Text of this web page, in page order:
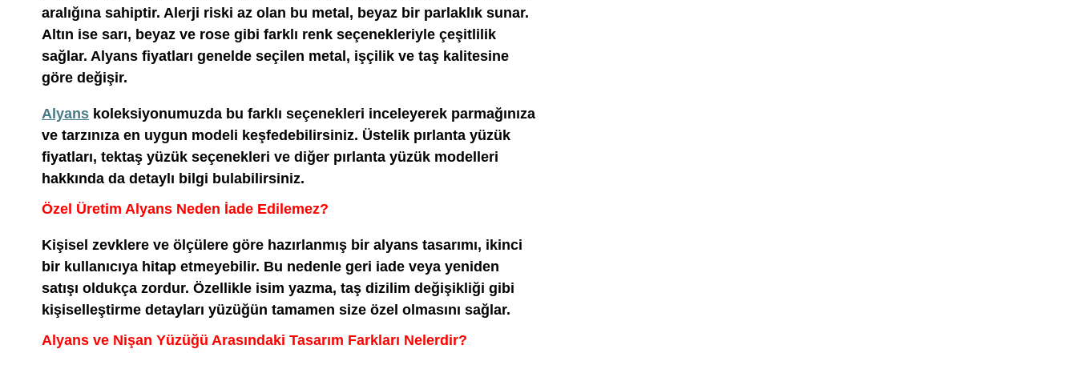
aralığına sahiptir. Alerji riski az olan bu metal, beyaz bir parlaklık sunar.
Altın ise sarı, beyaz ve rose gibi farklı renk seçenekleriyle çeşitlilik
sağlar. Alyans fiyatları genelde seçilen metal, işçilik ve taş kalitesine
göre değişir.
Alyans koleksiyonumuzda bu farklı seçenekleri inceleyerek parmağınıza
ve tarzınıza en uygun modeli keşfedebilirsiniz. Üstelik pırlanta yüzük
fiyatları, tektaş yüzük seçenekleri ve diğer pırlanta yüzük modelleri
hakkında da detaylı bilgi bulabilirsiniz.
Özel Üretim Alyans Neden İade Edilemez?
Kişisel zevklere ve ölçülere göre hazırlanmış bir alyans tasarımı, ikinci
bir kullanıcıya hitap etmeyebilir. Bu nedenle geri iade veya yeniden
satışı oldukça zordur. Özellikle isim yazma, taş dizilim değişikliği gibi
kişiselleştirme detayları yüzüğün tamamen size özel olmasını sağlar.
Alyans ve Nişan Yüzüğü Arasındaki Tasarım Farkları Nelerdir?